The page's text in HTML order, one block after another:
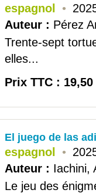
espagnol •
Auteur : Pérez
Trente-sept
elles...
Prix TTC : 19,50
El juego de las
espagnol •
Auteur : Iachini,
Le jeu des